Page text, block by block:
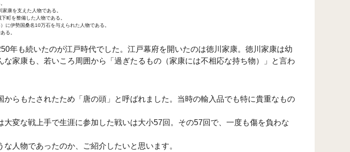
康を支えた人物である。
町を整備した人物である。
に伊勢国桑名10万石を与えられた人物である。
る。
年も続いたのが江戸時代でした。江戸幕府を開いたのは徳川家康。徳川家康は幼
家康も、若いころ周囲から「過ぎたるもの（家康には不相応な持ち物）」と言わ
らもたされたため「唐の頭」と呼ばれました。当時の輸入品でも特に貴重なもの
変な戦上手で生涯に参加した戦いは大小57回。その57回で、一度も傷を負わな
人物であったのか、ご紹介したいと思います。